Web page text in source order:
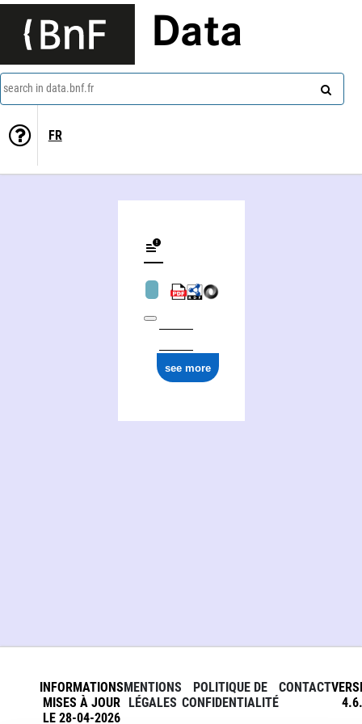
Data
search in data.bnf.fr
FR
see more
INFORMATIONS
MISES À JOUR
LE 28-04-2026
MENTIONS
LÉGALES
POLITIQUE DE
CONFIDENTIALITÉ
CONTACT